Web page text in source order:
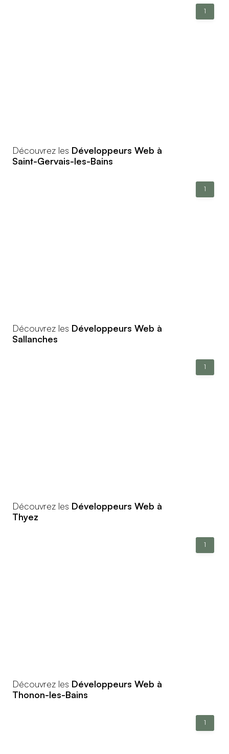
1
Découvrez les Développeurs Web à
Saint-Gervais-les-Bains
1
Découvrez les Développeurs Web à
Sallanches
1
Découvrez les Développeurs Web à
Thyez
1
Découvrez les Développeurs Web à
Thonon-les-Bains
1